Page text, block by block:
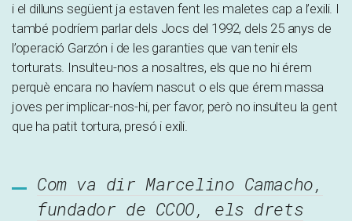
i el dilluns següent ja estaven fent les maletes cap a l’exili. I
també podríem parlar dels Jocs del 1992, dels 25 anys de
l’operació Garzón i de les garanties que van tenir els
torturats. Insulteu-nos a nosaltres, els que no hi érem
perquè encara no havíem nascut o els que érem massa
joves per implicar-nos-hi, per favor, però no insulteu la gent
que ha patit tortura, presó i exili.
Com va dir Marcelino Camacho,
fundador de CCOO, els drets